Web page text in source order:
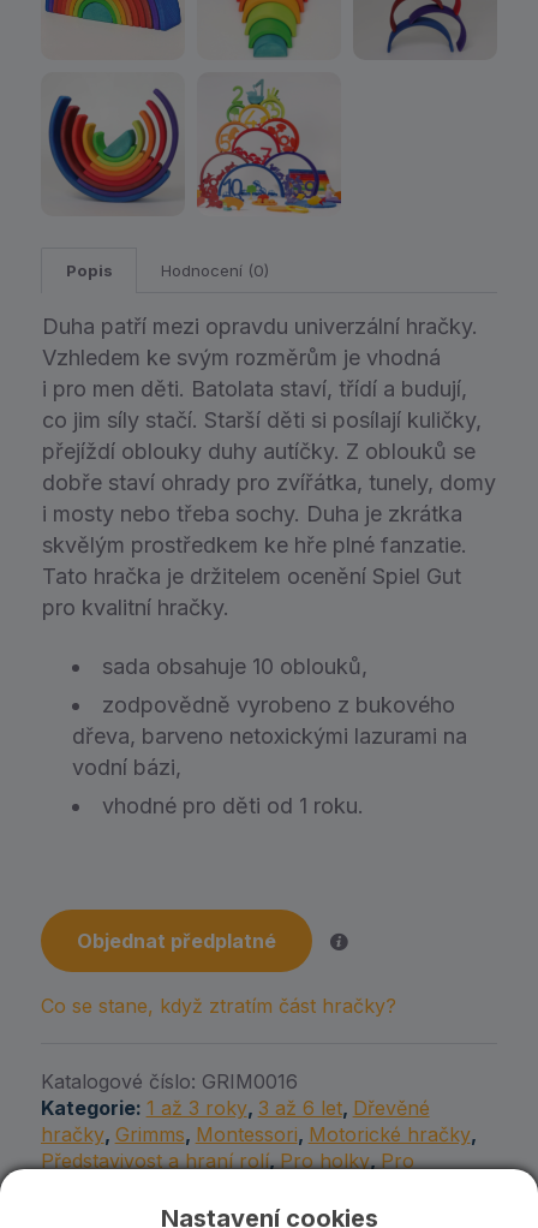
Popis Hodnocení (0)
Duha patří mezi opravdu univerzální hračky.
Vzhledem ke svým rozměrům je vhodná
i pro men děti. Batolata staví, třídí a budují,
co jim síly stačí. Starší děti si posílají kuličky,
přejíždí oblouky duhy autíčky. Z oblouků se
dobře staví ohrady pro zvířátka, tunely, domy
i mosty nebo třeba sochy. Duha je zkrátka
skvělým prostředkem ke hře plné fanzatie.
Tato hračka je držitelem ocenění Spiel Gut
pro kvalitní hračky.
sada obsahuje 10 oblouků,
zodpovědně vyrobeno z bukového
dřeva, barveno netoxickými lazurami na
vodní bázi,
vhodné pro děti od 1 roku.
Objednat předplatné
Co se stane, když ztratím část hračky?
Katalogové číslo: GRIM0016
Kategorie: 1 až 3 roky, 3 až 6 let, Dřevěné
hračky, Grimms, Montessori, Motorické hračky,
Představivost a hraní rolí,Pro holky,Pro
Nastavení cookies